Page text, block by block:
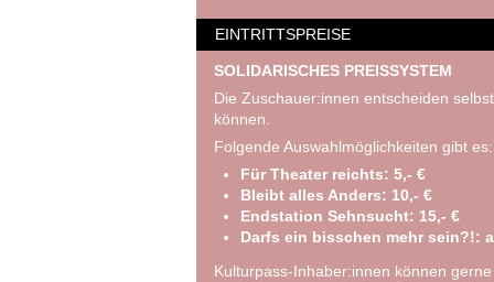
EINTRITTSPREISE
SOLIDARISCHES PREISSYSTEM
Die Zuschauer:innen entscheiden
können.
Folgende Auswahlmöglichkeiten gibt es:
Für Theater reichts: 5,- €
Bleibt alles Anders: 10,- €
Endstation Sehnsucht: 15,- €
Darfs ein bisschen mehr sein?!:
Kulturpass-Inhaber:innen können